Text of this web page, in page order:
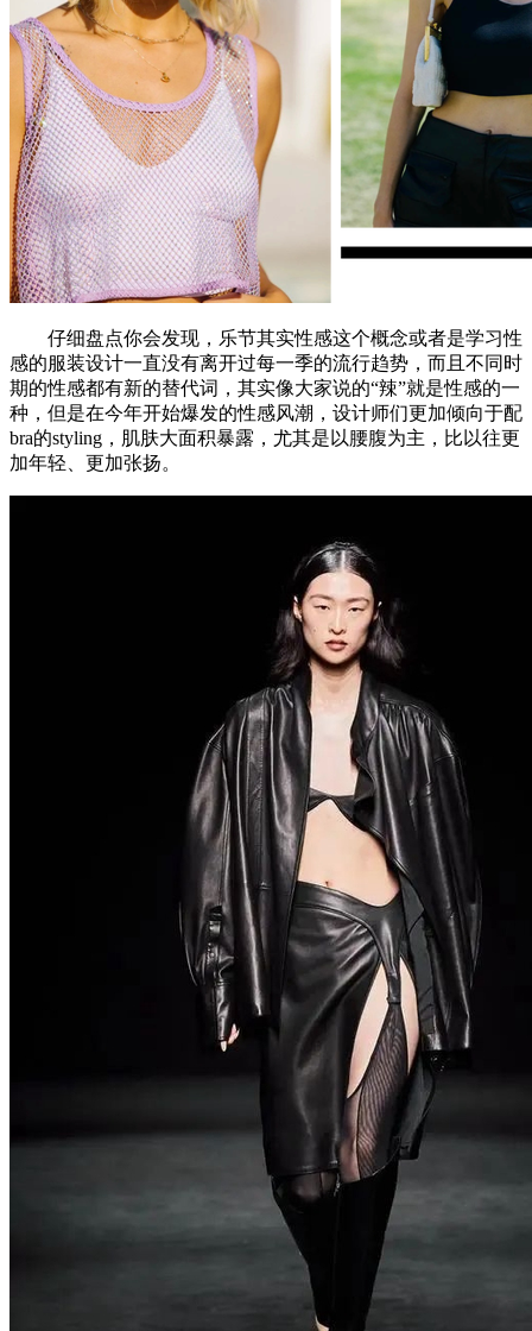
仔细盘点你会发现，乐节其实性感这个概念或者是学习性
感的服装设计一直没有离开过每一季的流行趋势，而且不同时
期的性感都有新的替代词，其实像大家说的“辣”就是性感的一
种，但是在今年开始爆发的性感风潮，设计师们更加倾向于配
bra的styling，肌肤大面积暴露，尤其是以腰腹为主，比以往更
加年轻、更加张扬。